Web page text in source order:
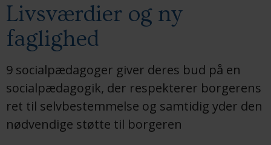
Livsværdier og ny
faglighed
9 socialpædagoger giver deres bud på en
socialpædagogik, der respekterer borgerens
ret til selvbestemmelse og samtidig yder den
nødvendige støtte til borgeren